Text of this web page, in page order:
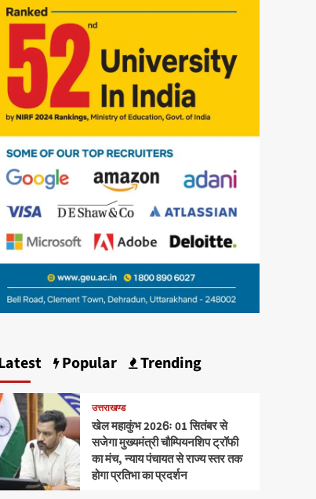
Popular Trending
उत्तराखण्ड
खेल महाकुंभ 2026ः 01 सितंबर से
सजेगा मुख्यमंत्री चौम्पियनशिप ट्रॉफी
का मंच, न्याय पंचायत से राज्य स्तर तक
होगा प्रतिभा का प्रदर्शन